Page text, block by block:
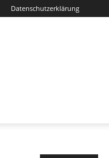
Datenschutzerklärung